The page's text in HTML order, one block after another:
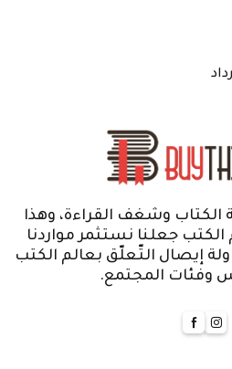
الكتاب وشغف القراءة، وهذا
الكتب جعلنا نستثمر مواردنا
إيصال التّعلّق بعالم الكتب
وفئات المجتمع.